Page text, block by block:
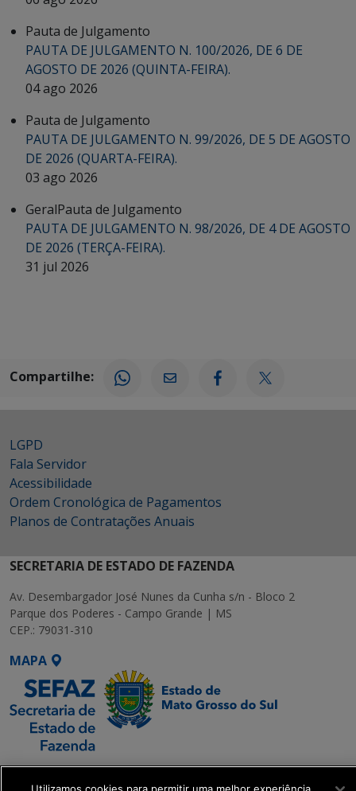
Pauta de Julgamento
PAUTA DE JULGAMENTO N. 100/2026, DE 6 DE
AGOSTO DE 2026 (QUINTA-FEIRA).
04 ago 2026
Pauta de Julgamento
PAUTA DE JULGAMENTO N. 99/2026, DE 5 DE AGOSTO
DE 2026 (QUARTA-FEIRA).
03 ago 2026
GeralPauta de Julgamento
PAUTA DE JULGAMENTO N. 98/2026, DE 4 DE AGOSTO
DE 2026 (TERÇA-FEIRA).
31 jul 2026
Compartilhe:
LGPD
Fala Servidor
Acessibilidade
Ordem Cronológica de Pagamentos
Planos de Contratações Anuais
SECRETARIA DE ESTADO DE FAZENDA
Av. Desembargador José Nunes da Cunha s/n - Bloco 2
Parque dos Poderes - Campo Grande | MS
CEP.: 79031-310
MAPA
SETDIG | Secretaria-